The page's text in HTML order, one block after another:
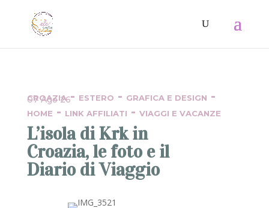
CROAZIA- ESTERO - GRAFICA E DESIGN -
HOME - LINK AFFILIATI - VIAGGI E VACANZE
07 Ago 26
L’isola di Krk in
Croazia, le foto e il
Diario di Viaggio